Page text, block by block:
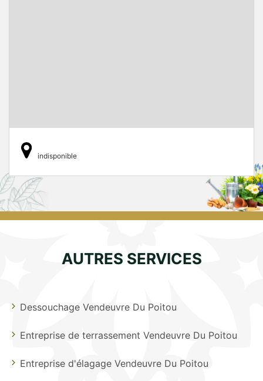
indisponible
AUTRES SERVICES
Dessouchage Vendeuvre Du Poitou
Entreprise de terrassement Vendeuvre Du Poitou
Entreprise d'élagage Vendeuvre Du Poitou